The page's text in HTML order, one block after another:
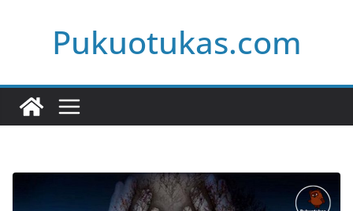
Pukuotukas.com